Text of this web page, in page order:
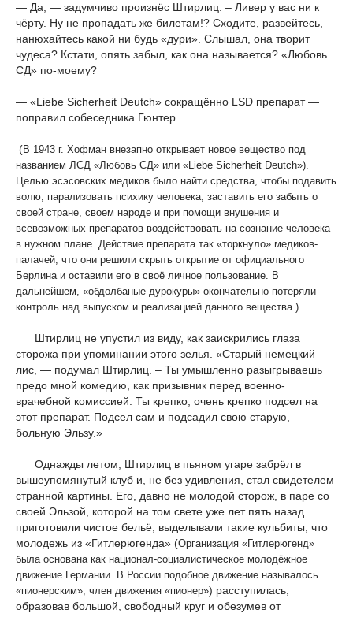
— Да, — задумчиво произнёс Штирлиц. – Ливер у вас ни к
чёрту. Ну не пропадать же билетам!? Сходите, развейтесь,
нанюхайтесь какой ни будь «дури». Слышал, она творит
чудеса? Кстати, опять забыл, как она называется? «Любовь
СД» по-моему?
— «Liebe Sicherheit Deutch» сокращённо LSD препарат —
поправил собеседника Гюнтер.
(В 1943 г. Хофман внезапно открывает новое вещество под
названием ЛСД «Любовь СД» или «Liebe Sicherheit Deutch»).
Целью эсэсовских медиков было найти средства, чтобы подавить
волю, парализовать психику человека, заставить его забыть о
своей стране, своем народе и при помощи внушения и
всевозможных препаратов воздействовать на сознание человека
в нужном плане. Действие препарата так «торкнуло» медиков-
палачей, что они решили скрыть открытие от официального
Берлина и оставили его в своё личное пользование. В
дальнейшем, «обдолбаные дурокуры» окончательно потеряли
контроль над выпуском и реализацией данного вещества.)
Штирлиц не упустил из виду, как заискрились глаза
сторожа при упоминании этого зелья. «Старый немецкий
лис, — подумал Штирлиц. – Ты умышленно разыгрываешь
предо мной комедию, как призывник перед военно-
врачебной комиссией. Ты крепко, очень крепко подсел на
этот препарат. Подсел сам и подсадил свою старую,
больную Эльзу.»
Однажды летом, Штирлиц в пьяном угаре забрёл в
вышеупомянутый клуб и, не без удивления, стал свидетелем
странной картины. Его, давно не молодой сторож, в паре со
своей Эльзой, которой на том свете уже лет пять назад
приготовили чистое бельё, выделывали такие кульбиты, что
молодежь из «Гитлерюгенда» (Организация «Гитлерюгенд»
была основана как национал-социалистическое молодёжное
движение Германии. В России подобное движение называлось
«пионерским», член движения «пионер») расступилась,
образовав большой, свободный круг и обезумев от